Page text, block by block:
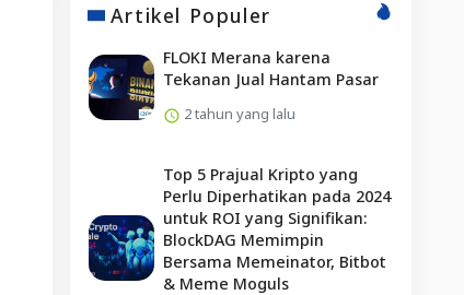
Artikel Populer
FLOKI Merana karena
Tekanan Jual Hantam Pasar
2 tahun yang lalu
Top 5 Prajual Kripto yang
Perlu Diperhatikan pada 2024
untuk ROI yang Signifikan:
BlockDAG Memimpin
Bersama Memeinator, Bitbot
& Meme Moguls